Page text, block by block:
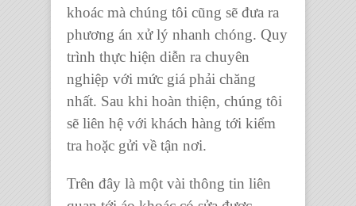
khoác mà chúng tôi cũng sẽ đưa ra
phương án xử lý nhanh chóng. Quy
trình thực hiện diễn ra chuyên
nghiệp với mức giá phải chăng
nhất. Sau khi hoàn thiện, chúng tôi
sẽ liên hệ với khách hàng tới kiểm
tra hoặc gửi về tận nơi.
Trên đây là một vài thông tin liên